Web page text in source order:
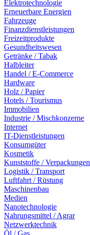
Elektrotechnologie
Erneuerbare Energien
Fahrzeuge
Finanzdienstleistungen
Freizeitprodukte
Gesundheitswesen
Getränke / Tabak
Halbleiter
Handel / E-Commerce
Hardware
Holz / Papier
Hotels / Tourismus
Immobilien
Industrie / Mischkonzerne
Internet
IT-Dienstleistungen
Konsumgüter
Kosmetik
Kunststoffe / Verpackungen
Logistik / Transport
Luftfahrt / Rüstung
Maschinenbau
Medien
Nanotechnologie
Nahrungsmittel / Agrar
Netzwerktechnik
Öl / Gas